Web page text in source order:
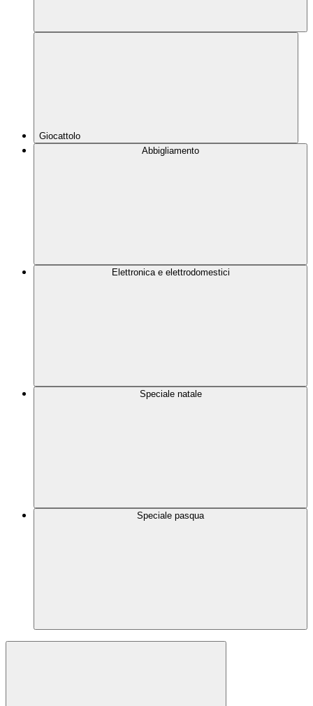
Giocattolo
Abbigliamento
Elettronica e elettrodomestici
Speciale natale
Speciale pasqua